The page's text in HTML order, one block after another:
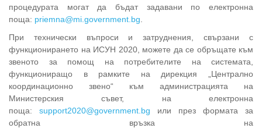
процедурата могат да бъдат задавани по електронна
поща: priemna@mi.government.bg
При технически въпроси и затруднения, свързани с
функционирането на ИСУН 2020, можете да се обръщате към
звеното за помощ на потребителите на системата,
функциониращо в рамките на дирекция „Централно
координационно звено“ към администрацията на
Министерския съвет, на електронна
поща: support2020@government.bg или през формата за
обратна връзка на